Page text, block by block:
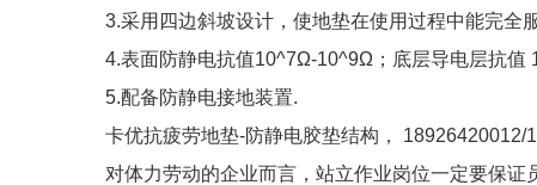
3.采用四边斜坡设计，使地垫在使用过程中能完全服
4.表面防静电抗值10^7Ω-10^9Ω；底层导电层抗值
5.配备防静电接地装置.
卡优抗疲劳地垫-防静电胶垫结构， 18926420012/
对体力劳动的企业而言，站立作业岗位一定要保